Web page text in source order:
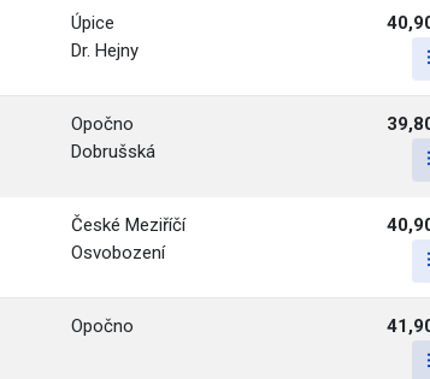
Úpice
Dr. Hejny
Opočno
Dobrušská
České Meziříčí
Osvobození
Opočno